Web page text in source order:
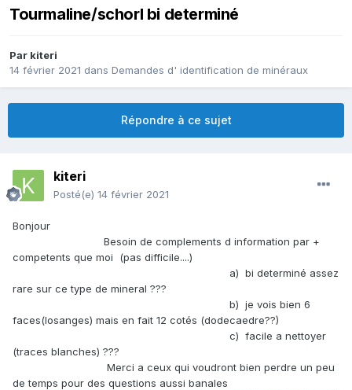
Tourmaline/schorl bi determiné
Par kiteri
14 février 2021 dans Demandes d' identification de minéraux
Répondre à ce sujet
kiteri
Posté(e) 14 février 2021
Bonjour
Besoin de complements d information par +
competents que moi (pas difficile....)
a) bi determiné assez
rare sur ce type de mineral ???
b) je vois bien 6
faces(losanges) mais en fait 12 cotés (dodecaedre??)
c) facile a nettoyer
(traces blanches) ???
Merci a ceux qui voudront bien perdre un peu
de temps pour des questions aussi banales